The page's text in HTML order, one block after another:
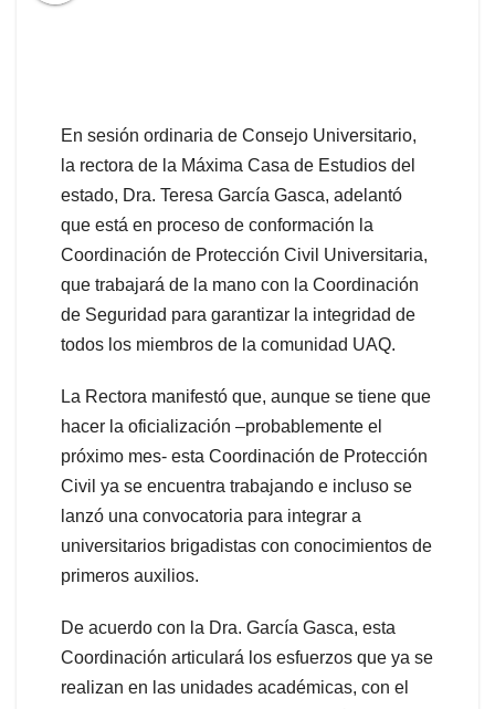
En sesión ordinaria de Consejo Universitario,
la rectora de la Máxima Casa de Estudios del
estado, Dra. Teresa García Gasca, adelantó
que está en proceso de conformación la
Coordinación de Protección Civil Universitaria,
que trabajará de la mano con la Coordinación
de Seguridad para garantizar la integridad de
todos los miembros de la comunidad UAQ.
La Rectora manifestó que, aunque se tiene que
hacer la oficialización –probablemente el
próximo mes- esta Coordinación de Protección
Civil ya se encuentra trabajando e incluso se
lanzó una convocatoria para integrar a
universitarios brigadistas con conocimientos de
primeros auxilios.
De acuerdo con la Dra. García Gasca, esta
Coordinación articulará los esfuerzos que ya se
realizan en las unidades académicas, con el